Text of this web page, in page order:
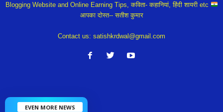
Blogging Website and Online Earning Tips, कविता- कहानियां, हिंदी शायरी etc
आपका दोस्त-- सतीश कुमार
Contact us: satishkrdwal@gmail.com
EVEN MORE NEWS